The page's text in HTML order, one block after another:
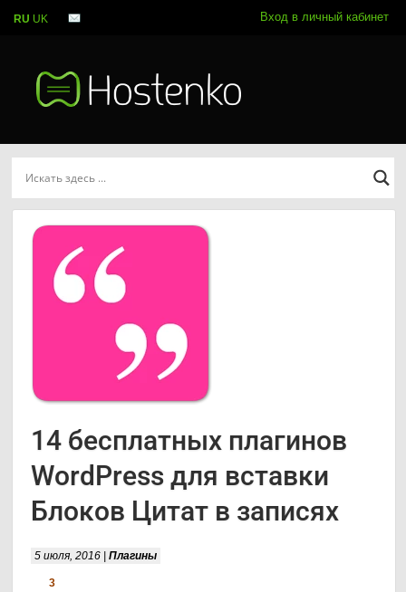
Вход в личный кабинет
14 бесплатных плагинов
WordPress для вставки
Блоков Цитат в записях
5 июля, 2016 |Плагины
3
RU UK